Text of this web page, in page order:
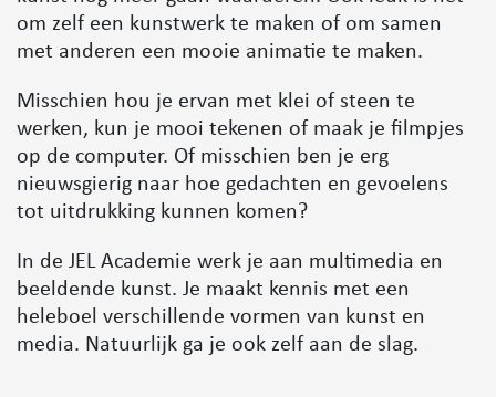
om zelf een kunstwerk te maken of om samen
met anderen een mooie animatie te maken.
Misschien hou je ervan met klei of steen te
werken, kun je mooi tekenen of maak je filmpjes
op de computer. Of misschien ben je erg
nieuwsgierig naar hoe gedachten en gevoelens
tot uitdrukking kunnen komen?
In de JEL Academie werk je aan multimedia en
beeldende kunst. Je maakt kennis met een
heleboel verschillende vormen van kunst en
media. Natuurlijk ga je ook zelf aan de slag.